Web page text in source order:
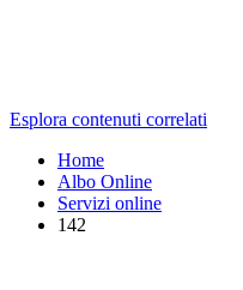
Esplora contenuti correlati
Home
Albo Online
Servizi online
142